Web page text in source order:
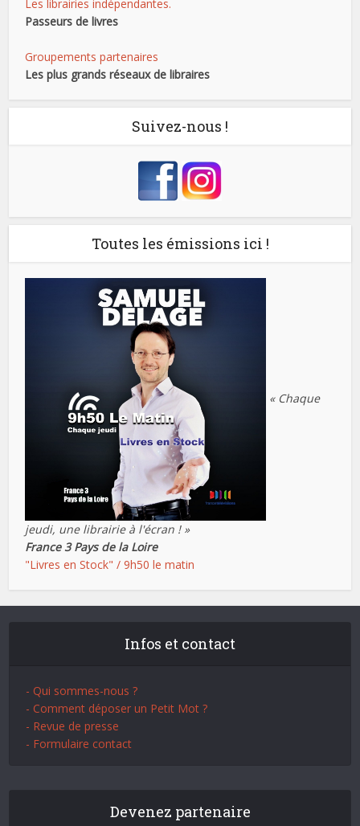
Les librairies indépendantes.
Passeurs de livres
Groupements partenaires
Les plus grands réseaux de libraires
Suivez-nous !
Toutes les émissions ici !
« Chaque
jeudi, une librairie à l'écran ! »
France 3 Pays de la Loire
"Livres en Stock" / 9h50 le matin
Infos et contact
- Qui sommes-nous ?
- Comment déposer un Petit Mot ?
- Revue de presse
- Formulaire contact
Devenez partenaire